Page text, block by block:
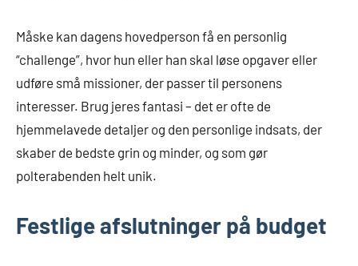
Måske kan dagens hovedperson få en personlig
“challenge”, hvor hun eller han skal løse opgaver eller
udføre små missioner, der passer til personens
interesser. Brug jeres fantasi – det er ofte de
hjemmelavede detaljer og den personlige indsats, der
skaber de bedste grin og minder, og som gør
polterabenden helt unik.
Festlige afslutninger på budget